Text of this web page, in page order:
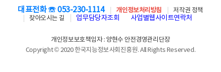
대표전화 ☏ 053-230-1114 개인정보처리방침
저작권 정책
찾아오시는 길
업무담당자조회 사업별웹사이트연락처
개인정보보호책임자 : 양현수 안전경영관리단장
Copyright © 2020 한국지능정보사회진흥원. All Rights Reserved.